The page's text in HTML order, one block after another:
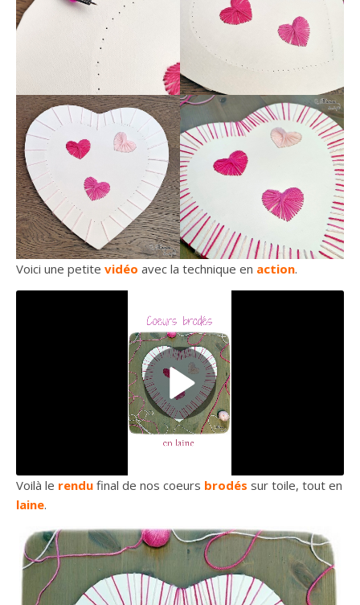
Voici une petite vidéo avec la technique en action.
Voilà le rendu final de nos coeurs brodés sur toile, tout en
laine.